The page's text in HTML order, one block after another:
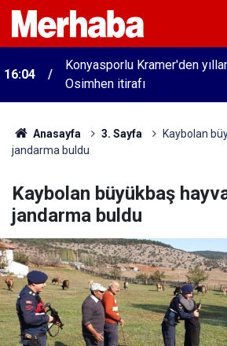
16:04
Konyasporlu Kramer'den
Osimhen itirafı
Anasayfa 3. Sayfa
Kaybolan
jandarma buldu
Kaybolan büyükbaş
jandarma buldu